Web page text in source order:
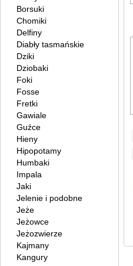
Borsuki
Chomiki
Delfiny
Diabły tasmańskie
Dziki
Dziobaki
Foki
Fosse
Fretki
Gawiale
Guźce
Hieny
Hipopotamy
Humbaki
Impala
Jaki
Jelenie i podobne
Jeże
Jeżowce
Jeżozwierze
Kajmany
Kangury